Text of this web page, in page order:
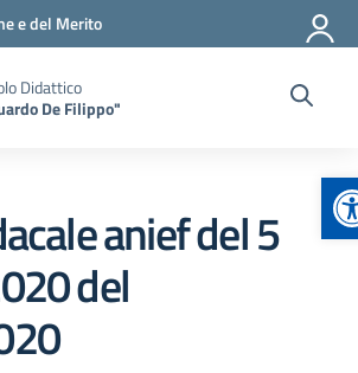
e del Merito
Didattico
De Filippo"
anief del 5
del